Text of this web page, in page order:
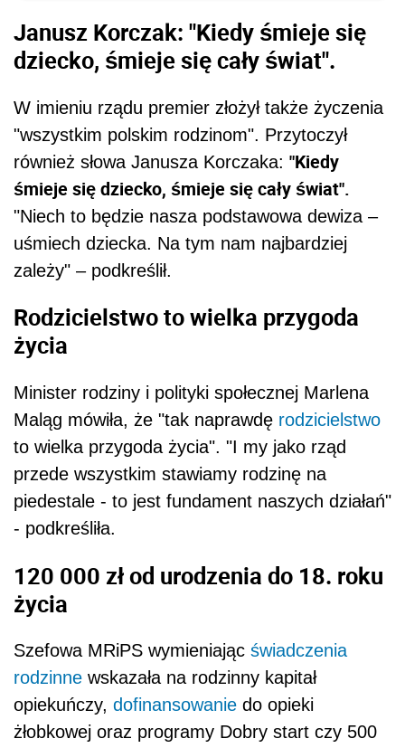
Janusz Korczak: "Kiedy śmieje się
dziecko, śmieje się cały świat".
W imieniu rządu premier złożył także życzenia
"wszystkim polskim rodzinom". Przytoczył
również słowa Janusza Korczaka: "Kiedy
śmieje się dziecko, śmieje się cały świat".
"Niech to będzie nasza podstawowa dewiza –
uśmiech dziecka. Na tym nam najbardziej
zależy" – podkreślił.
Rodzicielstwo to wielka przygoda
życia
Minister rodziny i polityki społecznej Marlena
Maląg mówiła, że "tak naprawdę rodzicielstwo
to wielka przygoda życia". "I my jako rząd
przede wszystkim stawiamy rodzinę na
piedestale - to jest fundament naszych działań"
- podkreśliła.
120 000 zł od urodzenia do 18. roku
życia
Szefowa MRiPS wymieniając świadczenia
rodzinne wskazała na rodzinny kapitał
opiekuńczy, dofinansowanie do opieki
żłobkowej oraz programy Dobry start czy 500